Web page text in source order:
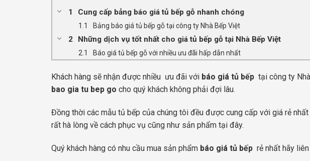
Cung cấp bảng báo giá tủ bếp gỗ nhanh chóng
Bảng báo giá tủ bếp gỗ tại công ty Nhà Bếp Việt
Những dịch vụ tốt nhất cho giá tủ bếp gỗ tại Nhà Bếp Việt
Báo giá tủ bếp gỗ với nhiều ưu đãi hấp dẫn nhất
Khách hàng sẽ nhận được nhiều ưu đãi với báo giá tủ bếp tại công ty
bao gia tu bep go cho quý khách không phải đợi lâu.
Đồng thời các mẫu tủ bếp của chúng tôi đều được cung cấp với giá rẻ
rất hà lòng về cách phục vụ cũng như sản phẩm tại đây.
Quý khách hàng có nhu cầu mua sản phẩm báo giá tủ bếp rẻ nhất hãy